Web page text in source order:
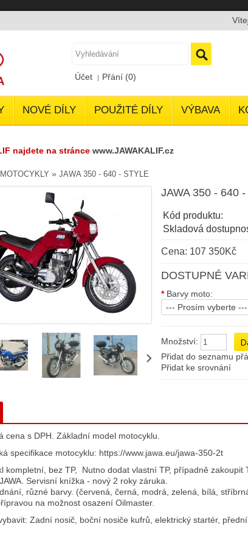
Účet Přání (0)
NOVÉ DÍLY POUŽITÉ DÍLY VÝBAVA
najdete na stránce www.JAWAKALIF.cz
MOTOCYKLY » JAWA 350 - 640 - STYLE
JAWA 350 - 640
Kód produktu:
Skladová
Cena: 107 350Kč
DOSTUPNÉ
* Barvy moto:
--- Prosím vyberte ---
Množství:
Přidat do seznamu
Přidat ke srovnání
cena s DPH. Základní model motocyklu.
specifikace motocyklu: https://www.jawa.eu/jawa-350-2t
kompletní, bez TP, Nutno dodat vlastní TP, případně zakoupit
Servisní knížka - nový 2 roky záruka.
různé barvy. (červená, černá, modrá, zelená, bílá,
na možnost osazení Oilmaster.
Zadní nosič, boční nosiče kufrů, elektrický startér,